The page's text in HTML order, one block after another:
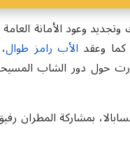
وعود الأمانة
الأب رامز طوال
حول دور الشاب
بمشاركة المطران